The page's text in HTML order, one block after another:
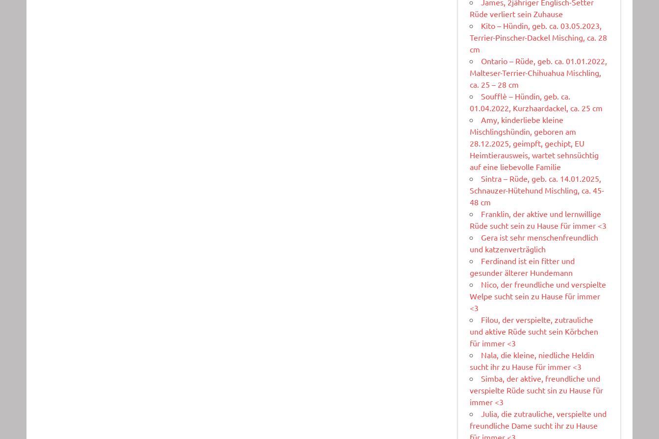
James, 2jähriger Englisch-Setter
Rüde verliert sein Zuhause
Kito – Hündin, geb. ca. 03.05.2023,
Terrier-Pinscher-Dackel Misching, ca. 28
cm
Ontario – Rüde, geb. ca. 01.01.2022,
Malteser-Terrier-Chihuahua Mischling,
ca. 25 – 28 cm
Soufflè – Hündin, geb. ca.
01.04.2022, Kurzhaardackel, ca. 25 cm
Amy, kinderliebe kleine
Mischlingshündin, geboren am
28.12.2025, geimpft, gechipt, EU
Heimtierausweis, wartet sehnsüchtig
auf eine liebevolle Familie
Sintra – Rüde, geb. ca. 14.01.2025,
Schnauzer-Hütehund Mischling, ca. 45-
48 cm
Franklin, der aktive und lernwillige
Rüde sucht sein zu Hause für immer <3
Gera ist sehr menschenfreundlich
und katzenverträglich
Ferdinand ist ein fitter und
gesunder älterer Hundemann
Nico, der freundliche und verspielte
Welpe sucht sein zu Hause für immer
<3
Filou, der verspielte, zutrauliche
und aktive Rüde sucht sein Körbchen
für immer <3
Nala, die kleine, niedliche Heldin
sucht ihr zu Hause für immer <3
Simba, der aktive, freundliche und
verspielte Rüde sucht sin zu Hause für
immer <3
Julia, die zutrauliche, verspielte und
freundliche Dame sucht ihr zu Hause